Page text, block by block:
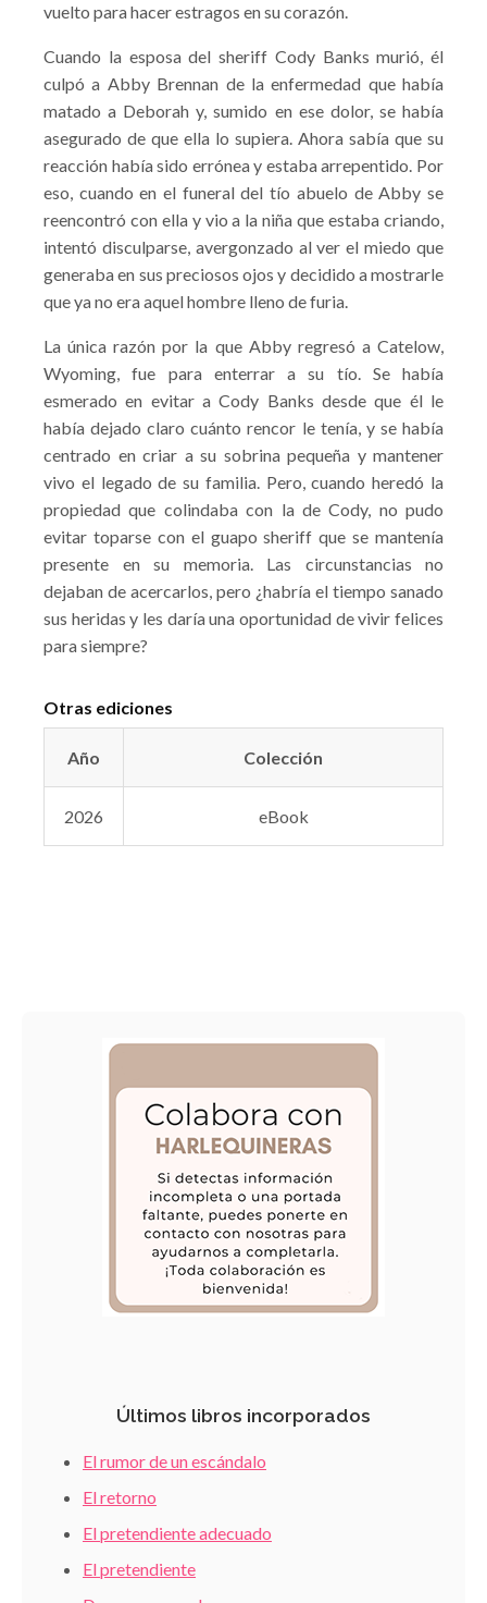
vuelto para hacer estragos en su corazón.
Cuando la esposa del sheriff Cody Banks murió, él
culpó a Abby Brennan de la enfermedad que había
matado a Deborah y, sumido en ese dolor, se había
asegurado de que ella lo supiera. Ahora sabía que su
reacción había sido errónea y estaba arrepentido. Por
eso, cuando en el funeral del tío abuelo de Abby se
reencontró con ella y vio a la niña que estaba criando,
intentó disculparse, avergonzado al ver el miedo que
generaba en sus preciosos ojos y decidido a mostrarle
que ya no era aquel hombre lleno de furia.
La única razón por la que Abby regresó a Catelow,
Wyoming, fue para enterrar a su tío. Se había
esmerado en evitar a Cody Banks desde que él le
había dejado claro cuánto rencor le tenía, y se había
centrado en criar a su sobrina pequeña y mantener
vivo el legado de su familia. Pero, cuando heredó la
propiedad que colindaba con la de Cody, no pudo
evitar toparse con el guapo sheriff que se mantenía
presente en su memoria. Las circunstancias no
dejaban de acercarlos, pero ¿habría el tiempo sanado
sus heridas y les daría una oportunidad de vivir felices
para siempre?
Otras ediciones
Año Colección
2026 eBook
Últimos libros incorporados
El rumor de un escándalo
El retorno
El pretendiente adecuado
El pretendiente